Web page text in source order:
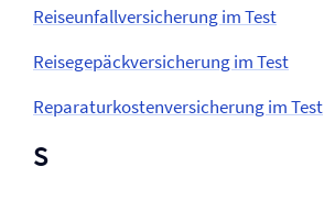
Reiseunfall­versicherung im Test
Reisegepäck­versicherung im Test
Reparaturkosten­versicherung im Test
S